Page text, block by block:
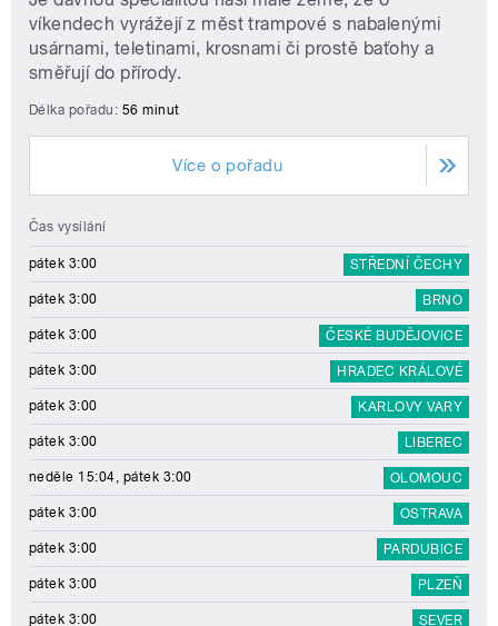
víkendech vyrážejí z měst trampové s nabalenými
usárnami, teletinami, krosnami či prostě baťohy a
směřují do přírody.
Délka pořadu: 56 minut
Více o pořadu
Čas vysílání
pátek 3:00 STŘEDNÍ ČECHY
pátek 3:00 BRNO
pátek 3:00 ČESKÉ BUDĚJOVICE
pátek 3:00 HRADEC KRÁLOVÉ
pátek 3:00 KARLOVY VARY
pátek 3:00 LIBEREC
neděle 15:04, pátek 3:00 OLOMOUC
pátek 3:00 OSTRAVA
pátek 3:00 PARDUBICE
pátek 3:00 PLZEŇ
pátek 3:00 SEVER